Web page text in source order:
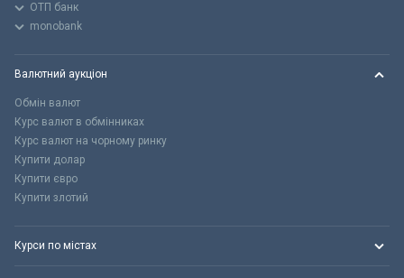
ОТП банк
monobank
Валютний аукціон
Обмін валют
Курс валют в обмінниках
Курс валют на чорному ринку
Купити долар
Купити євро
Купити злотий
Курси по містах